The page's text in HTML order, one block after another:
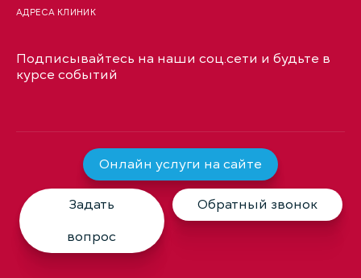
АДРЕСА КЛИНИК
Подписывайтесь на наши соц.сети и будьте в
курсе событий
Онлайн услуги на сайте
Задать
вопрос
Обратный звонок